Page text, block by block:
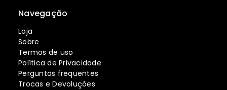
Navegação
Loja
Sobre
Termos de uso
Política de Privacidade
Perguntas frequentes
Trocas e Devoluções